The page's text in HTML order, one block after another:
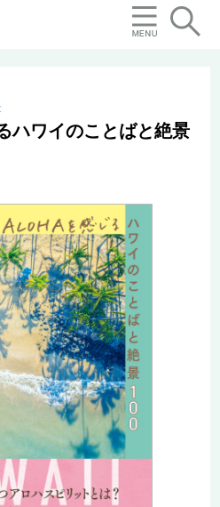
ハワイのことばと絶景